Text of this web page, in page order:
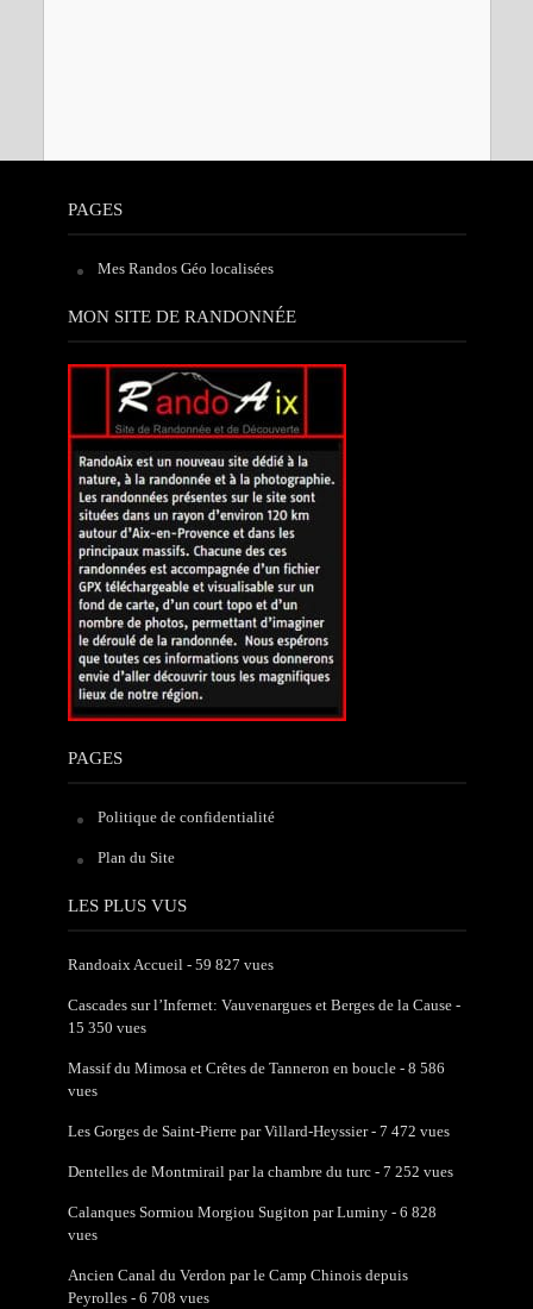
PAGES
Mes Randos Géo localisées
MON SITE DE RANDONNÉE
PAGES
Politique de confidentialité
Plan du Site
LES PLUS VUS
Randoaix Accueil - 59 827 vues
Cascades sur l’Infernet: Vauvenargues et Berges de la Cause-
15 350 vues
Massif du Mimosa et Crêtes de Tanneron en boucle- 8 586
vues
Les Gorges de Saint-Pierre par Villard-Heyssier- 7 472 vues
Dentelles de Montmirail par la chambre du turc- 7 252 vues
Calanques Sormiou Morgiou Sugiton par Luminy- 6 828
vues
Ancien Canal du Verdon par le Camp Chinois depuis
Peyrolles- 6 708 vues